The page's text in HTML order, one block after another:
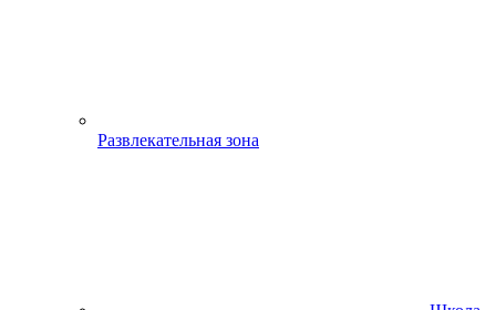
Развлекательная зона